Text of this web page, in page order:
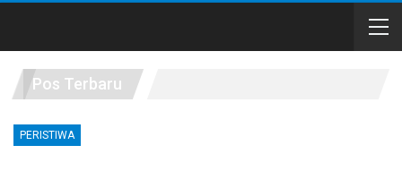
Pos Terbaru
PERISTIWA